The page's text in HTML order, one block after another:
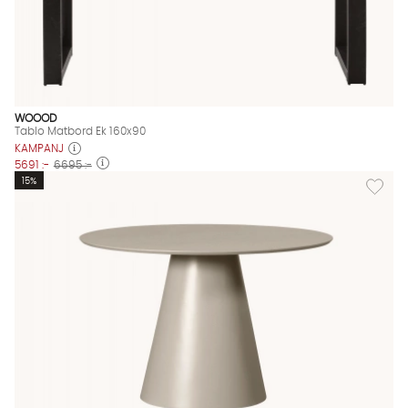
WOOOD
Tablo Matbord Ek 160x90
KAMPANJ
5691 :- 6695 :-
Lägg
15%